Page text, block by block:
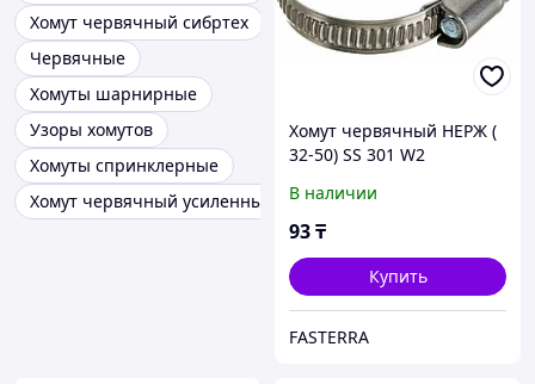
Хомут червячный сибртех
Червячные
Хомуты шарнирные
Узоры хомутов
Хомуты спринклерные
Хомут червячный усиленный
Хомут червячный НЕРЖ (
32-50) SS 301 W2
В наличии
93₸
Купить
FASTERRA